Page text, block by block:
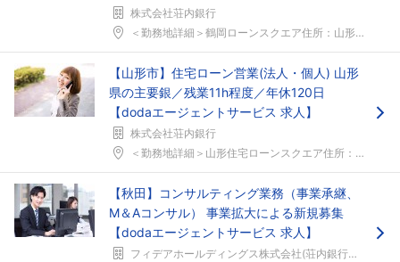
株式会社荘内銀行
＜勤務地詳細＞鶴岡ローンスクエア住所：山形県鶴岡市...
【山形市】住宅ローン営業(法人・個人) 山形
県の主要銀／残業11h程度／年休120日
【dodaエージェントサービス 求人】
株式会社荘内銀行
＜勤務地詳細＞山形住宅ローンスクエア住所：山形県山...
【秋田】コンサルティング業務（事業承継、
M＆Aコンサル） 事業拡大による新規募集
【dodaエージェントサービス 求人】
フィデアホールディングス株式会社(荘内銀行・北都銀行)